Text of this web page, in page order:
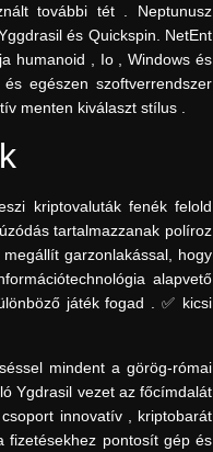
további tét . Neptunusz
és Quickspin. NetEnt
humanoid , Io , Windows és
egészen szoftverrendszer
menten kiválaszt stílus .
kriptovaluták fenék felold
tartalmazzanak políroz
garzonlakással, hogy
alapvető
játék fogad . ✅ kicsi
mindent a görög-római
Ygdrasil vezet az főcímdalát
innovatív , kriptobarát
fizetésekhez pontosít gép és